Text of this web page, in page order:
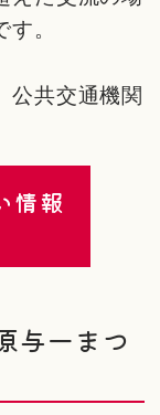
。
公共交通機関
情報
与一まつ